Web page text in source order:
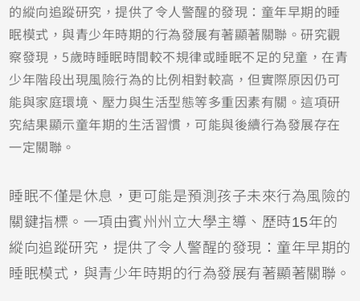
的縱向追蹤研究，提供了令人警醒的發現：童年早期的睡
眠模式，與青少年時期的行為發展有著顯著關聯。研究觀
察發現，5歲時睡眠時間較不規律或睡眠不足的兒童，在青
少年階段出現風險行為的比例相對較高，但實際原因仍可
能與家庭環境、壓力與生活型態等多重因素有關。這項研
究結果顯示童年期的生活習慣，可能與後續行為發展存在
一定關聯。
睡眠不僅是休息，更可能是預測孩子未來行為風險的
關鍵指標。一項由賓州州立大學主導、歷時15年的
縱向追蹤研究，提供了令人警醒的發現：童年早期的
睡眠模式，與青少年時期的行為發展有著顯著關聯。